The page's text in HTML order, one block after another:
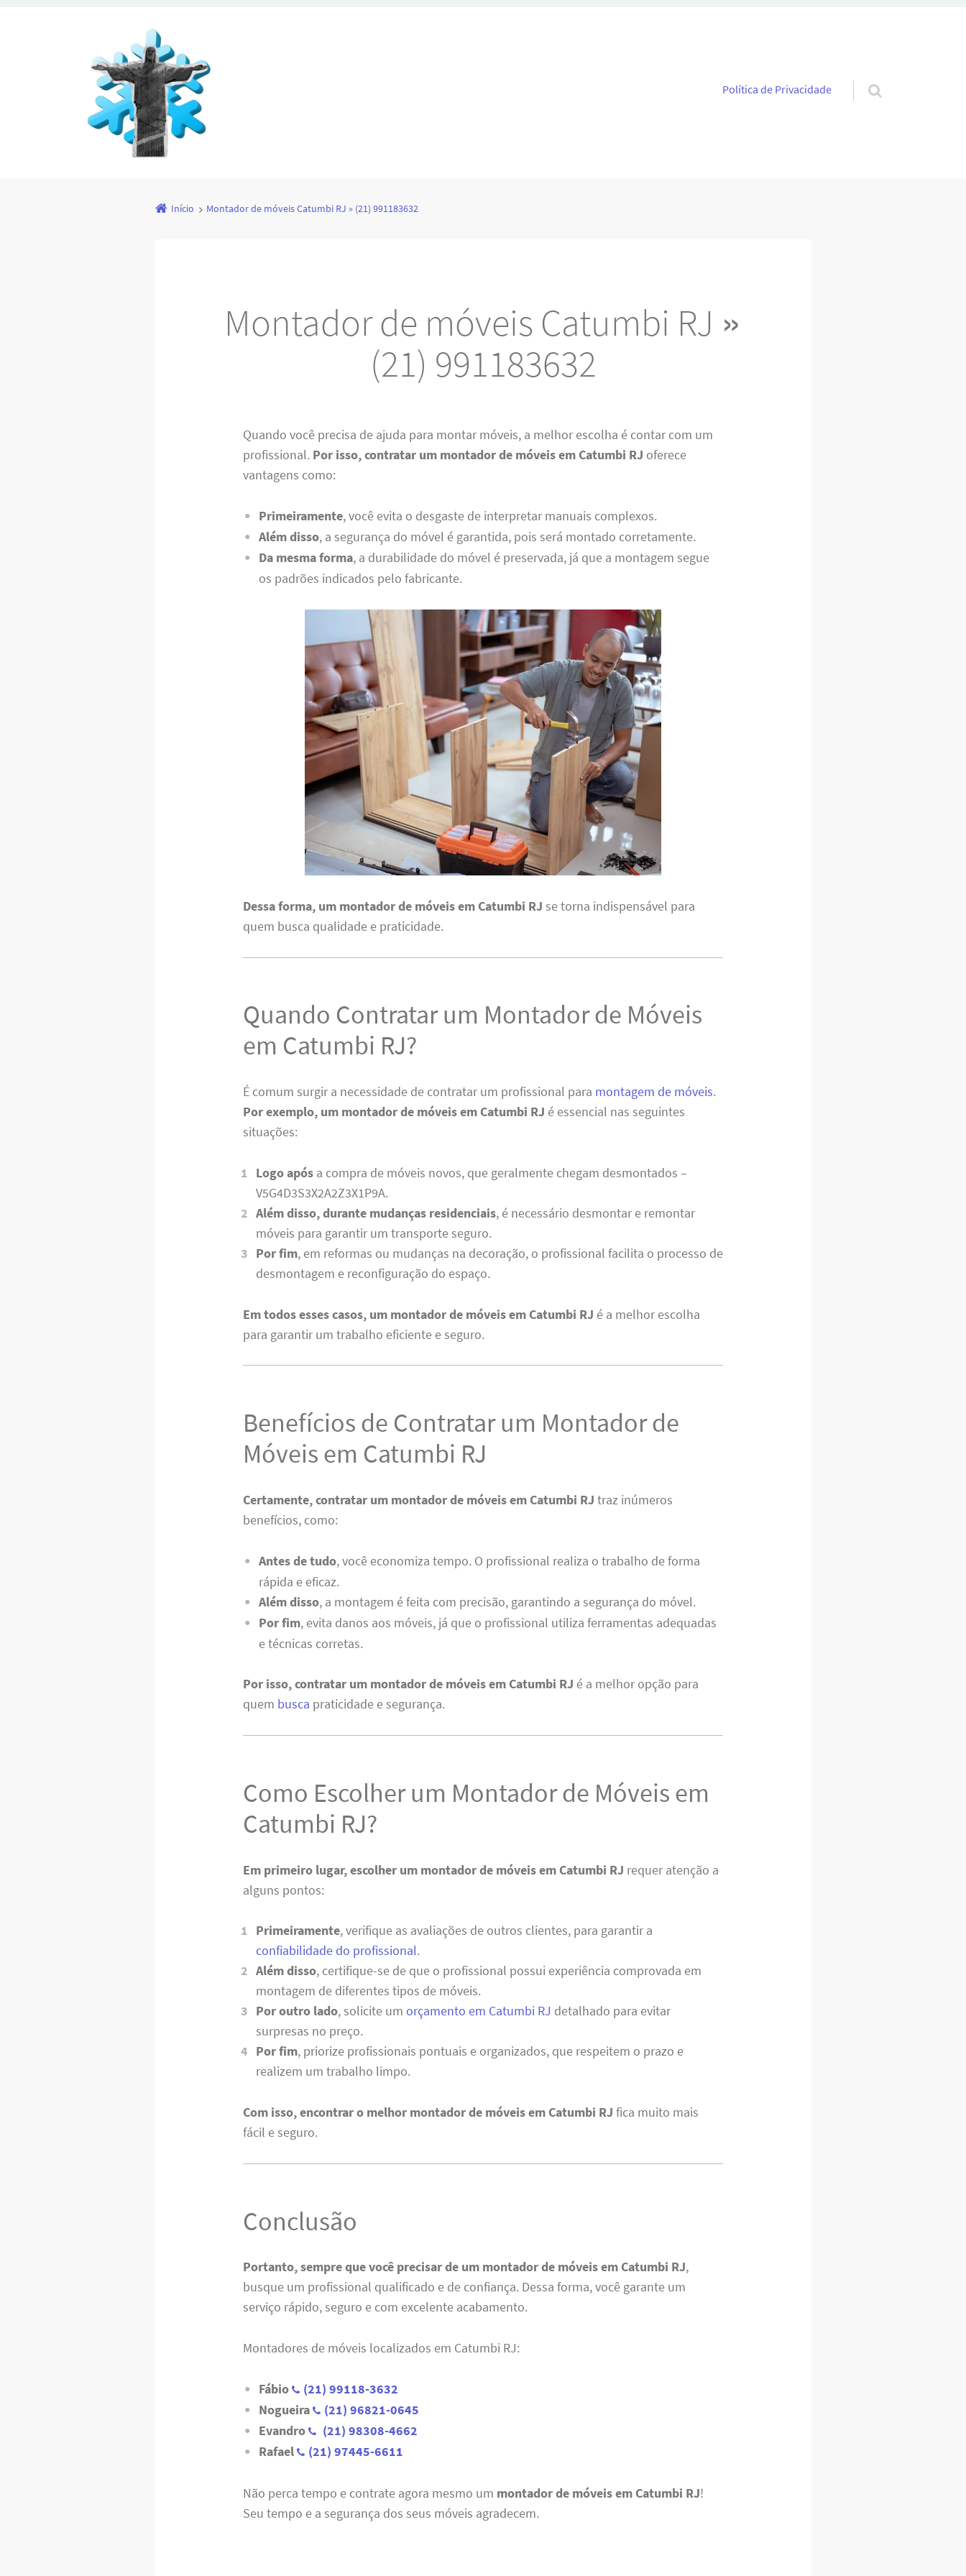
Pular para o conteúdo
Política de Privacidade
Início Montador de móveis Catumbi RJ » (21) 991183632
Montador de móveis Catumbi RJ »
(21) 991183632
Quando você precisa de ajuda para montar móveis, a melhor escolha é contar com um
profissional. Por isso, contratar um montador de móveis em Catumbi RJ oferece
vantagens como:
Primeiramente, você evita o desgaste de interpretar manuais complexos.
Além disso, a segurança do móvel é garantida, pois será montado corretamente.
Da mesma forma, a durabilidade do móvel é preservada, já que a montagem segue
os padrões indicados pelo fabricante.
Dessa forma, um montador de móveis em Catumbi RJ se torna indispensável para
quem busca qualidade e praticidade.
Quando Contratar um Montador de Móveis
em Catumbi RJ?
É comum surgir a necessidade de contratar um profissional para montagem de móveis.
Por exemplo, um montador de móveis em Catumbi RJ é essencial nas seguintes
situações:
Logo apósa compra de móveis novos, que geralmente chegam desmontados –
V5G4D3S3X2A2Z3X1P9A.
Além disso, durante mudanças residenciais, é necessário desmontar e remontar
móveis para garantir um transporte seguro.
Por fim, em reformas ou mudanças na decoração, o profissional facilita o processo de
desmontagem e reconfiguração do espaço.
Em todos esses casos, um montador de móveis em Catumbi RJ é a melhor escolha
para garantir um trabalho eficiente e seguro.
Benefícios de Contratar um Montador de
Móveis em Catumbi RJ
Certamente, contratar um montador de móveis em Catumbi RJ traz inúmeros
benefícios, como:
Antes de tudo, você economiza tempo. O profissional realiza o trabalho de forma
rápida e eficaz.
Além disso, a montagem é feita com precisão, garantindo a segurança do móvel.
Por fim, evita danos aos móveis, já que o profissional utiliza ferramentas adequadas
e técnicas corretas.
Por isso, contratar um montador de móveis em Catumbi RJ é a melhor opção para
quem busca praticidade e segurança.
Como Escolher um Montador de Móveis em
Catumbi RJ?
Em primeiro lugar, escolher um montador de móveis em Catumbi RJ requer atenção a
alguns pontos:
Primeiramente, verifique as avaliações de outros clientes, para garantir a
confiabilidade do profissional.
Além disso, certifique-se de que o profissional possui experiência comprovada em
montagem de diferentes tipos de móveis.
Por outro lado, solicite um orçamento em Catumbi RJ detalhado para evitar
surpresas no preço.
Por fim, priorize profissionais pontuais e organizados, que respeitem o prazo e
realizem um trabalho limpo.
Com isso, encontrar o melhor montador de móveis em Catumbi RJ fica muito mais
fácil e seguro.
Conclusão
Portanto, sempre que você precisar de um montador de móveis em Catumbi RJ,
busque um profissional qualificado e de confiança. Dessa forma, você garante um
serviço rápido, seguro e com excelente acabamento.
Montadores de móveis localizados em Catumbi RJ:
Fábio
(21) 99118-3632
Nogueira
(21) 96821-0645
Evandro
(21) 98308-4662
Rafael
(21) 97445-6611
Não perca tempo e contrate agora mesmo um montador de móveis em Catumbi RJ!
Seu tempo e a segurança dos seus móveis agradecem.